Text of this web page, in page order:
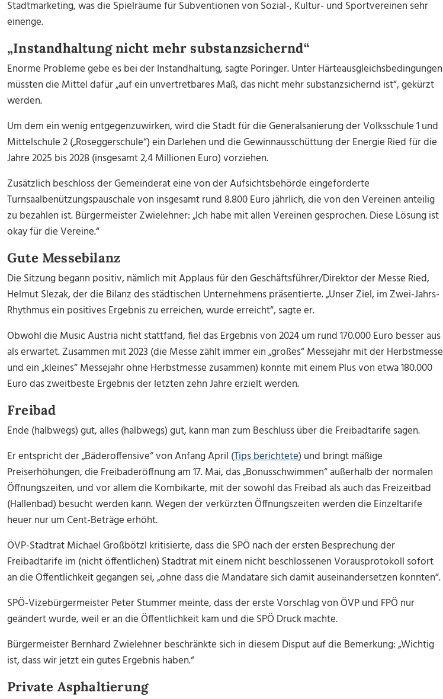
Stadtmarketing, was die Spielräume für Subventionen von Sozial-, Kultur- und Sportvereinen sehr
einenge.
„Instandhaltung nicht mehr substanzsichernd“
Enorme Probleme gebe es bei der Instandhaltung, sagte Poringer. Unter Härteausgleichsbedingungen
müssten die Mittel dafür „auf ein unvertretbares Maß, das nicht mehr substanzsichernd ist“, gekürzt
werden.
Um dem ein wenig entgegenzuwirken, wird die Stadt für die Generalsanierung der Volksschule 1 und
Mittelschule 2 („Roseggerschule“) ein Darlehen und die Gewinnausschüttung der Energie Ried für die
Jahre 2025 bis 2028 (insgesamt 2,4 Millionen Euro) vorziehen.
Zusätzlich beschloss der Gemeinderat eine von der Aufsichtsbehörde eingeforderte
Turnsaalbenützungspauschale von insgesamt rund 8.800 Euro jährlich, die von den Vereinen anteilig
zu bezahlen ist. Bürgermeister Zwielehner: „Ich habe mit allen Vereinen gesprochen. Diese Lösung ist
okay für die Vereine.“
Gute Messebilanz
Die Sitzung begann positiv, nämlich mit Applaus für den Geschäftsführer/Direktor der Messe Ried,
Helmut Slezak, der die Bilanz des städtischen Unternehmens präsentierte. „Unser Ziel, im Zwei-Jahrs-
Rhythmus ein positives Ergebnis zu erreichen, wurde erreicht“, sagte er.
Obwohl die Music Austria nicht stattfand, fiel das Ergebnis von 2024 um rund 170.000 Euro besser aus
als erwartet. Zusammen mit 2023 (die Messe zählt immer ein „großes“ Messejahr mit der Herbstmesse
und ein „kleines“ Messejahr ohne Herbstmesse zusammen) konnte mit einem Plus von etwa 180.000
Euro das zweitbeste Ergebnis der letzten zehn Jahre erzielt werden.
Freibad
Ende (halbwegs) gut, alles (halbwegs) gut, kann man zum Beschluss über die Freibadtarife sagen.
Er entspricht der „Bäderoffensive“ von Anfang April (Tips berichtete) und bringt mäßige
Preiserhöhungen, die Freibaderöffnung am 17. Mai, das „Bonusschwimmen“ außerhalb der normalen
Öffnungszeiten, und vor allem die Kombikarte, mit der sowohl das Freibad als auch das Freizeitbad
(Hallenbad) besucht werden kann. Wegen der verkürzten Öffnungszeiten werden die Einzeltarife
heuer nur um Cent-Beträge erhöht.
ÖVP-Stadtrat Michael Großbötzl kritisierte, dass die SPÖ nach der ersten Besprechung der
Freibadtarife im (nicht öffentlichen) Stadtrat mit einem nicht beschlossenen Vorausprotokoll sofort
an die Öffentlichkeit gegangen sei, „ohne dass die Mandatare sich damit auseinandersetzen konnten“.
SPÖ-Vizebürgermeister Peter Stummer meinte, dass der erste Vorschlag von ÖVP und FPÖ nur
geändert wurde, weil er an die Öffentlichkeit kam und die SPÖ Druck machte.
Bürgermeister Bernhard Zwielehner beschränkte sich in diesem Disput auf die Bemerkung: „Wichtig
ist, dass wir jetzt ein gutes Ergebnis haben.“
Private Asphaltierung